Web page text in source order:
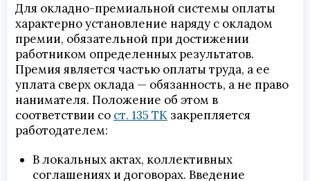
Для окладно-премиальной системы оплаты
характерно установление наряду с окладом
премии, обязательной при достижении
работником определенных результатов.
Премия является частью оплаты труда, а ее
уплата сверх оклада — обязанность, а не право
нанимателя. Положение об этом в
соответствии со ст. 135 ТК закрепляется
работодателем:
В локальных актах, коллективных
соглашениях и договорах. Введение